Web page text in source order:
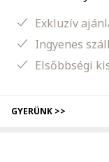
Exkluzív
Ingyenes
Elsőbbségi
GYERÜNK >>